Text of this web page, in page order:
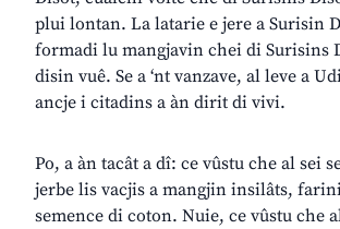
plui lontan. La latarie e jere a Surisin
formadi lu mangjavin chei di Surisins
disin vuê. Se a ‘nt vanzave, al leve a
ancje i citadins a àn dirit di vivi.
Po, a àn tacât a dî: ce vûstu che al sei
jerbe lis vacjis a mangjin insilâts,
semence di coton. Nuie, ce vûstu che